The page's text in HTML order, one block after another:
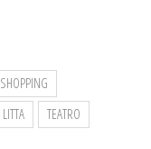
SHOPPING
LITTA TEATRO